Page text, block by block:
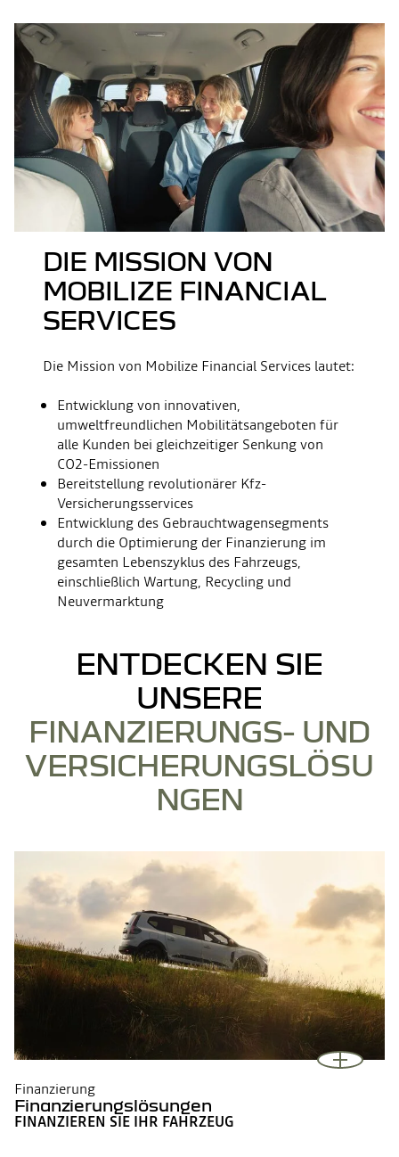
DIE MISSION VON
MOBILIZE FINANCIAL
SERVICES
Die Mission von Mobilize Financial Services lautet:
​​Entwicklung von innovativen,
umweltfreundlichen Mobilitätsangeboten für
alle Kunden bei gleichzeitiger Senkung von
CO2-Emissionen​
Bereitstellung revolutionärer Kfz-
Versicherungsservices
​Entwicklung des Gebrauchtwagensegments
durch die Optimierung der Finanzierung im
gesamten Lebenszyklus des Fahrzeugs,
einschließlich Wartung, Recycling und
Neuvermarktung
ENTDECKEN SIE
UNSERE
FINANZIERUNGS- UND
VERSICHERUNGSLÖSU
NGEN
Finanzierung
Finanzierungslösungen
FINANZIEREN SIE IHR FAHRZEUG